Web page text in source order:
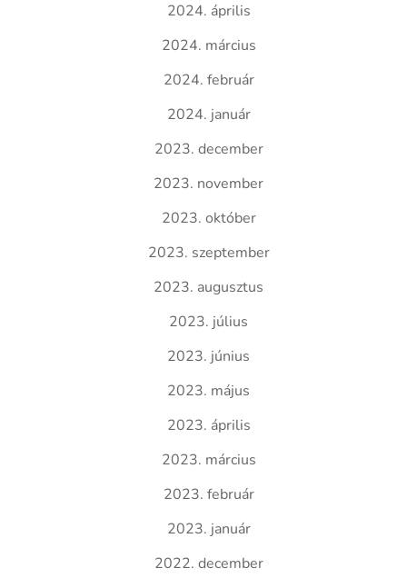
2024. április
2024. március
2024. február
2024. január
2023. december
2023. november
2023. október
2023. szeptember
2023. augusztus
2023. július
2023. június
2023. május
2023. április
2023. március
2023. február
2023. január
2022. december